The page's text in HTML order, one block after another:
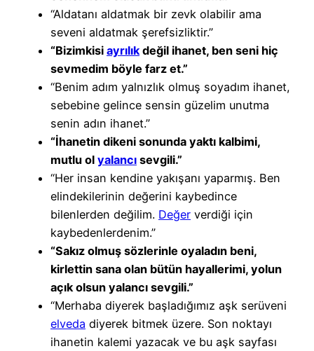
“Aldatanı aldatmak bir zevk olabilir ama
seveni aldatmak şerefsizliktir.”
“Bizimkisi ayrılık değil ihanet, ben seni hiç
sevmedim böyle farz et.”
“Benim adım yalnızlık olmuş soyadım ihanet,
sebebine gelince sensin güzelim unutma
senin adın ihanet.”
“İhanetin dikeni sonunda yaktı kalbimi,
mutlu ol yalancı sevgili.”
“Her insan kendine yakışanı yaparmış. Ben
elindekilerinin değerini kaybedince
bilenlerden değilim. Değer verdiği için
kaybedenlerdenim.”
“Sakız olmuş sözlerinle oyaladın beni,
kirlettin sana olan bütün hayallerimi, yolun
açık olsun yalancı sevgili.”
“Merhaba diyerek başladığımız aşk serüveni
elveda diyerek bitmek üzere. Son noktayı
ihanetin kalemi yazacak ve bu aşk sayfası